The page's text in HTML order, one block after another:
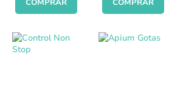
COMPRAR COMPRAR